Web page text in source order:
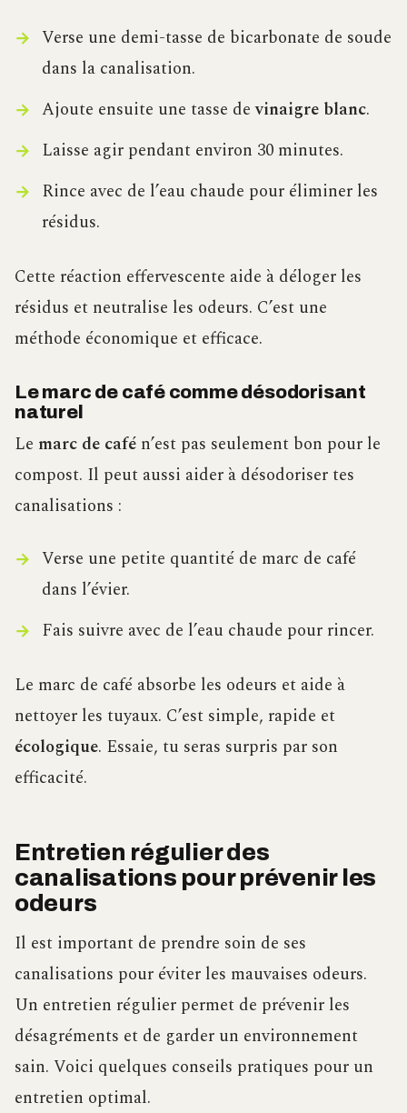
Verse une demi-tasse de bicarbonate de soude
dans la canalisation.
Ajoute ensuite une tasse devinaigre blanc.
Laisse agir pendant environ 30 minutes.
Rince avec de l’eau chaude pour éliminer les
résidus.
Cette réaction effervescente aide à déloger les
résidus et neutralise les odeurs. C’est une
méthode économique et efficace.
Le marc de café comme désodorisant
naturel
Le marc de café n’est pas seulement bon pour le
compost. Il peut aussi aider à désodoriser tes
canalisations :
Verse une petite quantité de marc de café
dans l’évier.
Fais suivre avec de l’eau chaude pour rincer.
Le marc de café absorbe les odeurs et aide à
nettoyer les tuyaux. C’est simple, rapide et
écologique. Essaie, tu seras surpris par son
efficacité.
Entretien régulier des
canalisations pour prévenir les
odeurs
Il est important de prendre soin de ses
canalisations pour éviter les mauvaises odeurs.
Un entretien régulier permet de prévenir les
désagréments et de garder un environnement
sain. Voici quelques conseils pratiques pour un
entretien optimal.